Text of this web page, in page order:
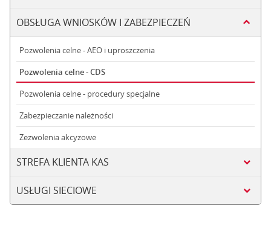
OBSŁUGA WNIOSKÓW I ZABEZPIECZEŃ
Pozwolenia celne - AEO i uproszczenia
Pozwolenia celne - CDS
Pozwolenia celne - procedury specjalne
Zabezpieczanie należności
Zezwolenia akcyzowe
STREFA KLIENTA KAS
USŁUGI SIECIOWE